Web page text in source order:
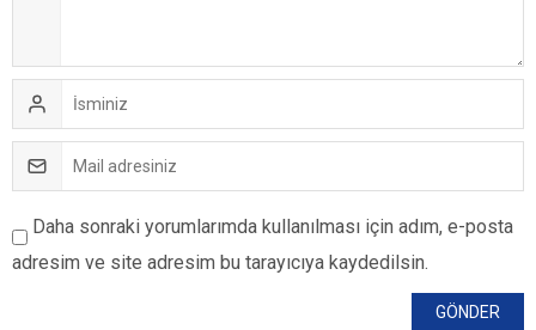
Daha sonraki yorumlarımda kullanılması için adım, e-posta
adresim ve site adresim bu tarayıcıya kaydedilsin.